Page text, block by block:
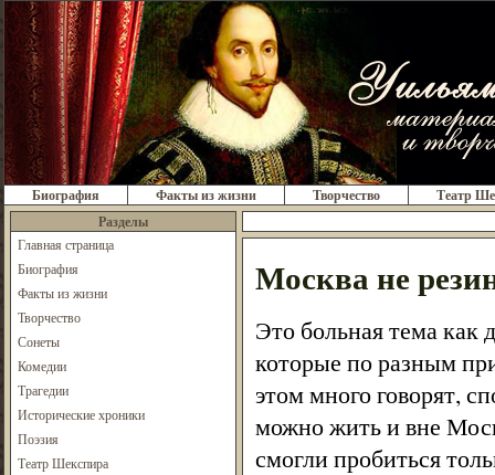
Биография Факты из жизни Творчество
Театр
Разделы
Главная страница
Биография
Факты из жизни
Творчество
Сонеты
Комедии
Трагедии
Исторические хроники
Поэзия
Театр Шекспира
Москва не
Это больная тема как
которые по разным
этом много говорят,
можно жить и вне
смогли пробиться